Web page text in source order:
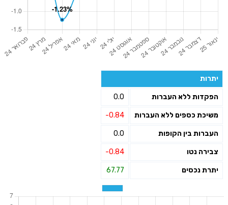
יתרות
הפקדות ללא העברות 0.0
משיכת כספים ללא העברות -0.84
העברות בין הקופות 0.0
צבירה נטו -0.84
יתרת נכסים 67.77